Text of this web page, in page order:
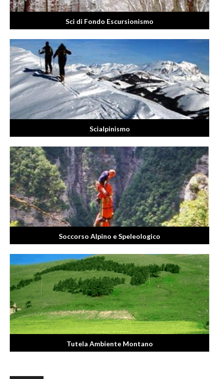
Sci di Fondo Escursionismo
Scialpinismo
Soccorso Alpino e Speleologico
Tutela Ambiente Montano